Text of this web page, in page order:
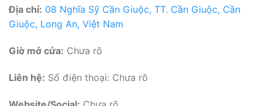
Địa chỉ: 08 Nghĩa Sỹ Cần Giuộc, TT. Cần Giuộc, Cần
Giuộc, Long An, Việt Nam
Giờ mở cửa: Chưa rõ
Liên hệ: Số điện thoại: Chưa rõ